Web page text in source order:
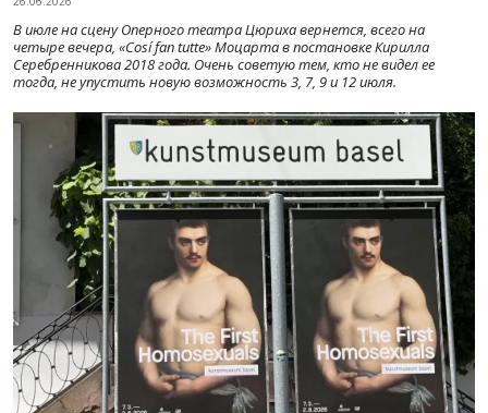
В июле на сцену Оперного театра Цюриха вернется, всего на
четыре вечера, «Cosí fan tutte» Моцарта в постановке Кирилла
Серебренникова 2018 года. Очень советую тем, кто не видел ее
тогда, не упустить новую возможность 3, 7, 9 и 12 июля.